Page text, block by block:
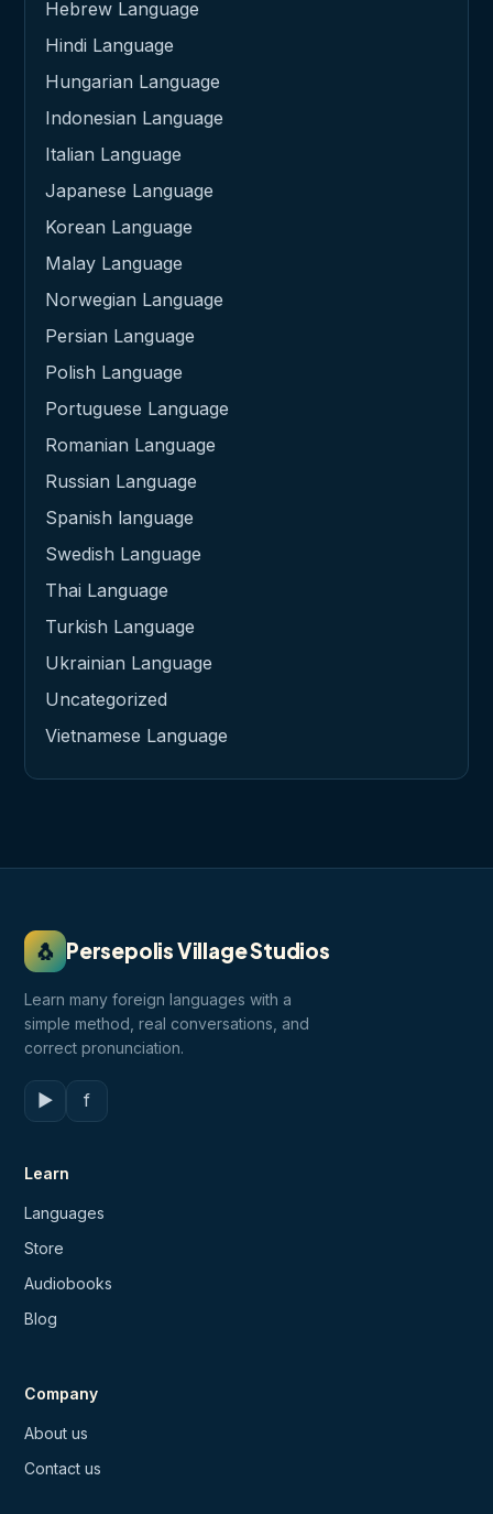
Hebrew Language
Hindi Language
Hungarian Language
Indonesian Language
Italian Language
Japanese Language
Korean Language
Malay Language
Norwegian Language
Persian Language
Polish Language
Portuguese Language
Romanian Language
Russian Language
Spanish language
Swedish Language
Thai Language
Turkish Language
Ukrainian Language
Uncategorized
Vietnamese Language
🐧 Persepolis Village Studios
Learn many foreign languages with a
simple method, real conversations, and
correct pronunciation.
▶ f
Learn
Languages
Store
Audiobooks
Blog
Company
About us
Contact us